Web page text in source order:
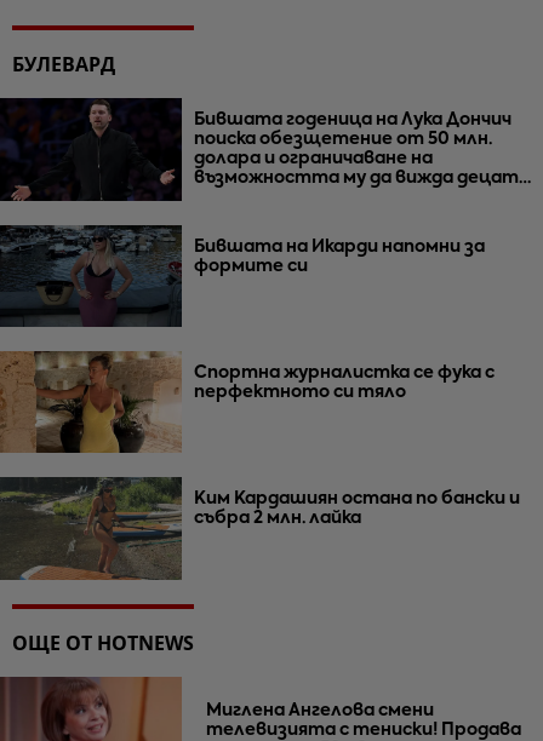
БУЛЕВАРД
Бившата годеница на Лука Дончич
поиска обезщетение от 50 млн.
долара и ограничаване на
възможността му да вижда децата
Бившата на Икарди напомни за
формите си
Спортна журналистка се фука с
перфектното си тяло
Ким Кардашиян остана по бански и
събра 2 млн. лайка
ОЩЕ ОТ HOTNEWS
Миглена Ангелова смени
телевизията с тениски! Продава